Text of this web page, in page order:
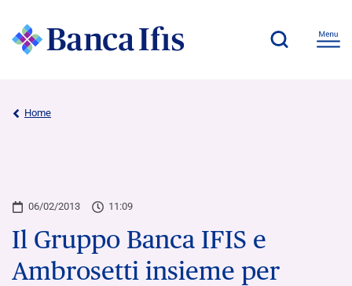
Home
06/02/2013 11:09
Il Gruppo Banca IFIS e
Ambrosetti insieme per